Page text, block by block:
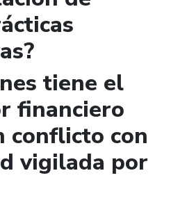
tiene el
financiero
conflicto con
vigilada por